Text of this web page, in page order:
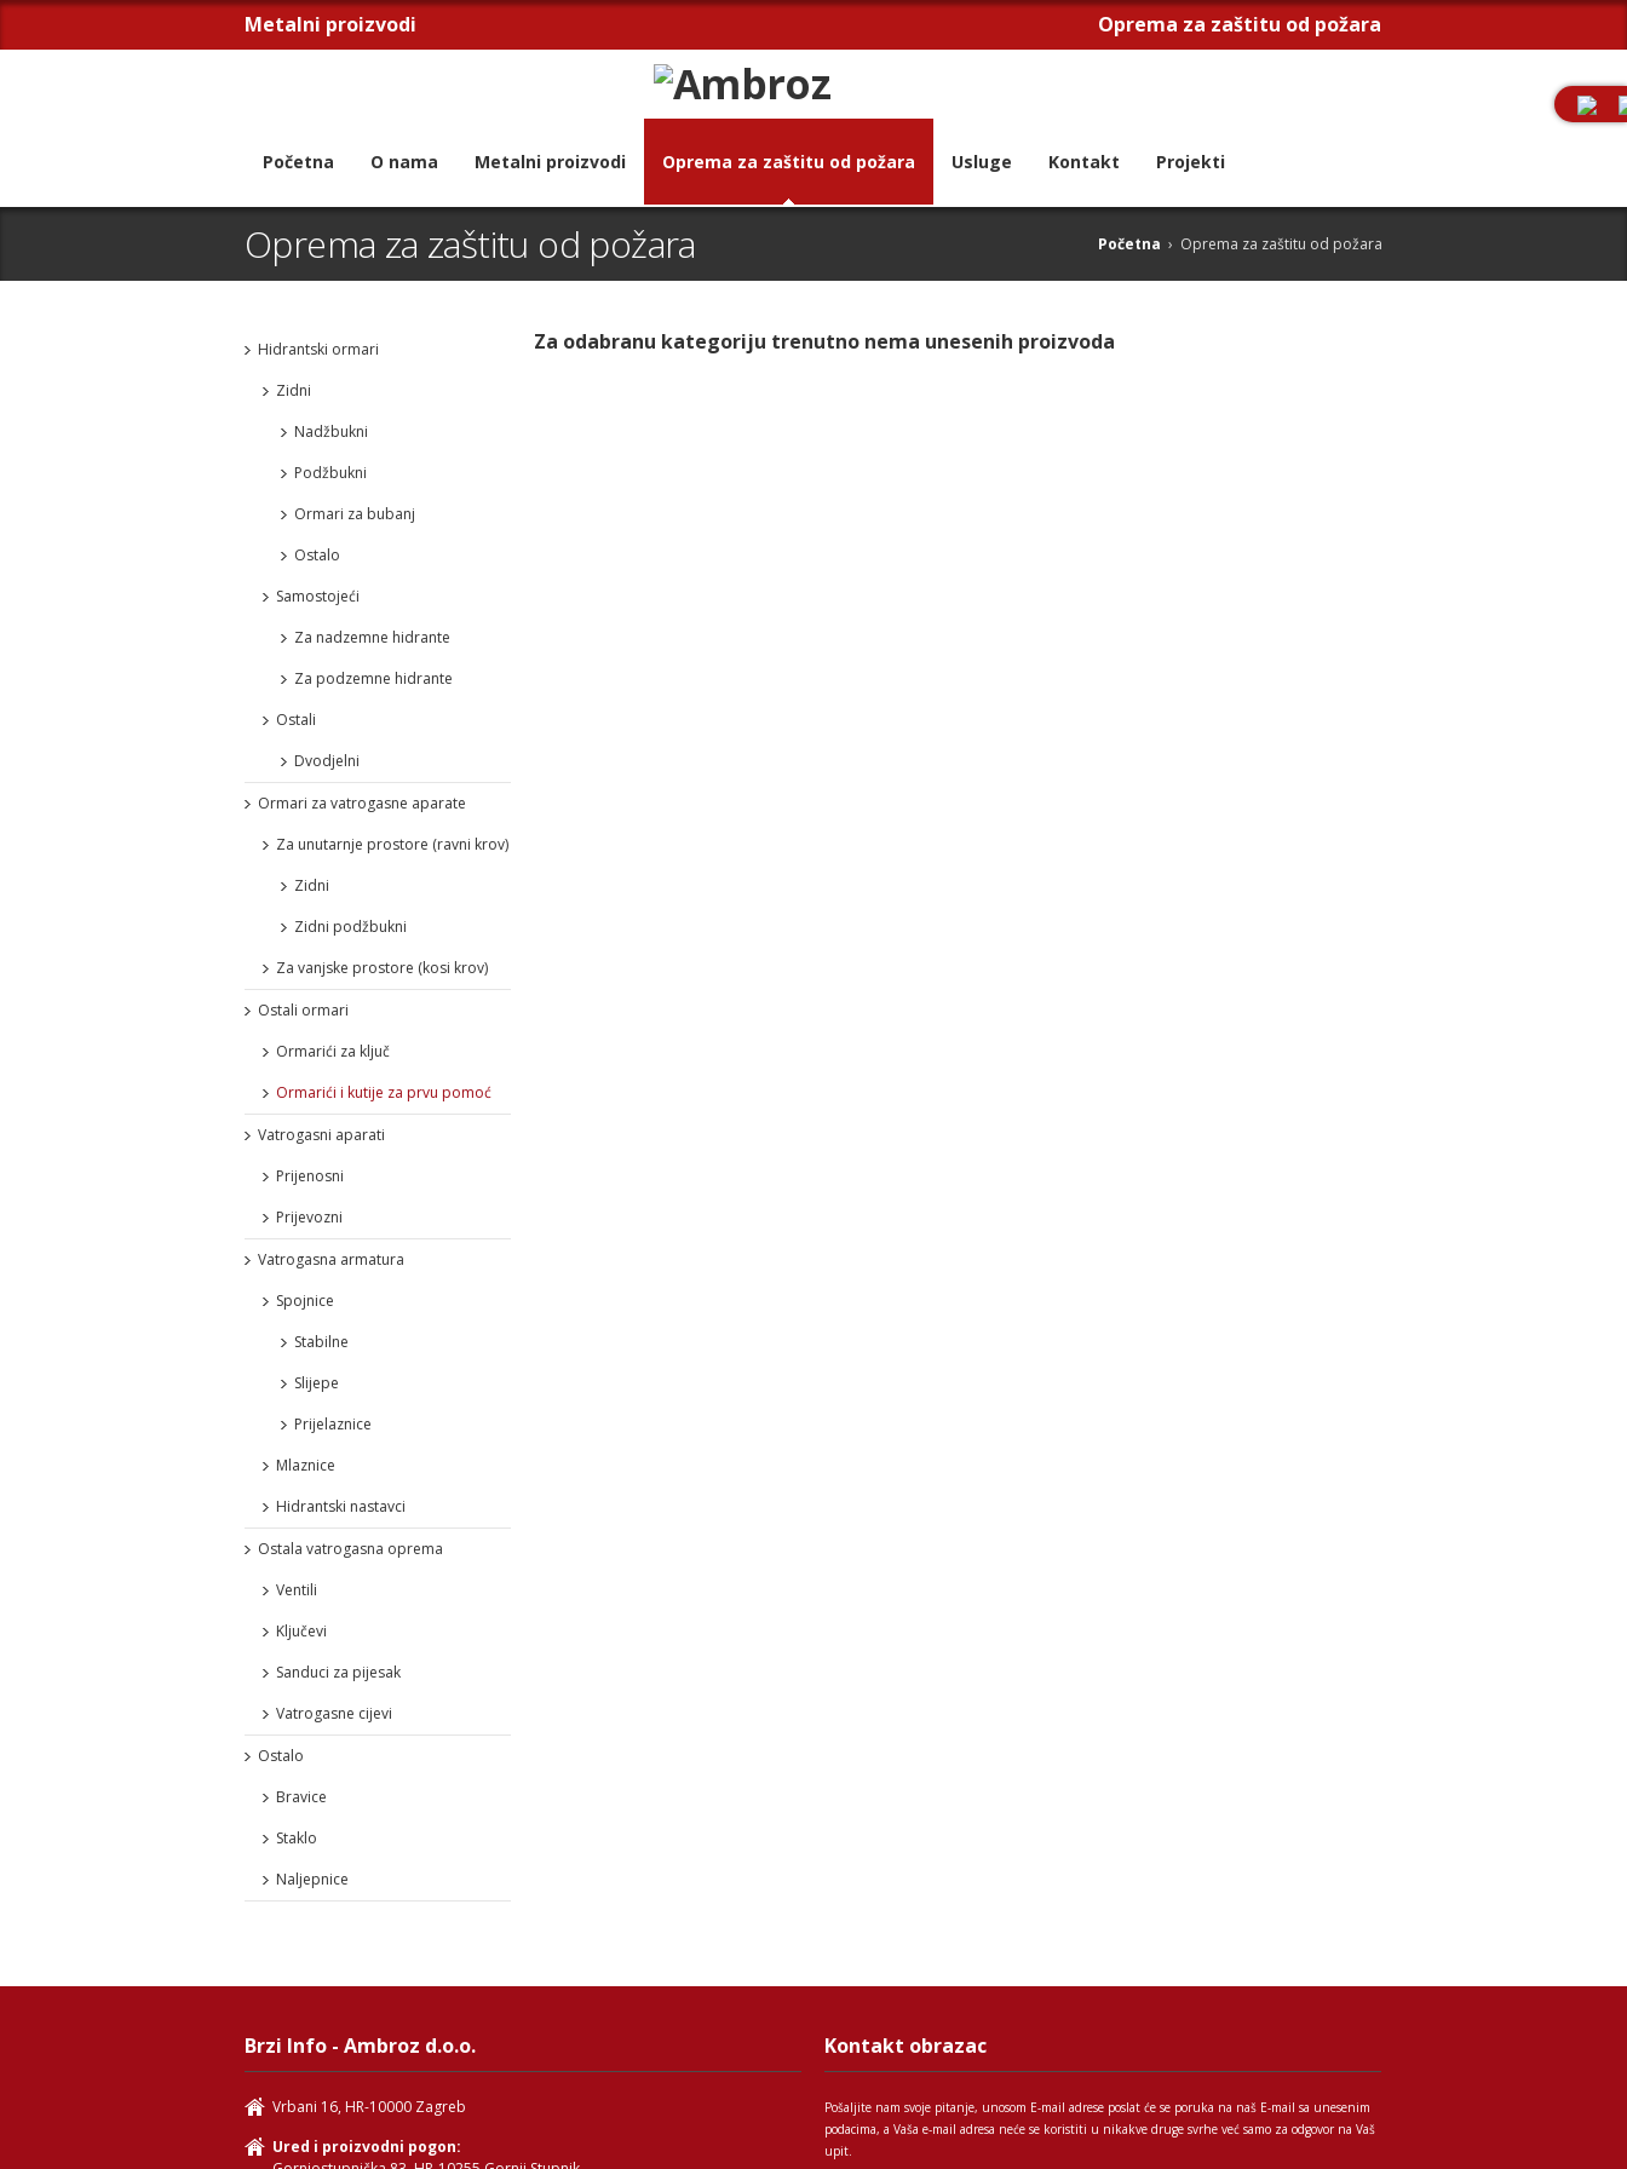
Metalni proizvodi Oprema za zaštitu od požara
Početna O nama Metalni proizvodi Oprema za zaštitu od požara Usluge Kontakt Projekti
Oprema za zaštitu od požara Početna › Oprema za zaštitu od požara
Hidrantski ormari
Zidni
Nadžbukni
Podžbukni
Ormari za bubanj
Ostalo
Samostojeći
Za nadzemne hidrante
Za podzemne hidrante
Ostali
Dvodjelni
Ormari za vatrogasne aparate
Za unutarnje prostore (ravni krov)
Zidni
Zidni podžbukni
Za vanjske prostore (kosi krov)
Ostali ormari
Ormarići za ključ
Ormarići i kutije za prvu pomoć
Vatrogasni aparati
Prijenosni
Prijevozni
Vatrogasna armatura
Spojnice
Stabilne
Slijepe
Prijelaznice
Mlaznice
Hidrantski nastavci
Ostala vatrogasna oprema
Ventili
Ključevi
Sanduci za pijesak
Vatrogasne cijevi
Ostalo
Bravice
Staklo
Naljepnice
Za odabranu kategoriju trenutno nema unesenih proizvoda
Brzi Info - Ambroz d.o.o.
Vrbani 16, HR-10000 Zagreb
Ured i proizvodni pogon:
Kontakt obrazac
Pošaljite nam svoje pitanje, unosom E-mail adrese poslat će se poruka na naš E-mail sa unesenim
podacima, a Vaša e-mail adresa neće se koristiti u nikakve druge svrhe već samo za odgovor na Vaš
upit.